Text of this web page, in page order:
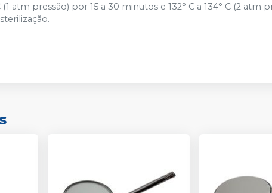
(1 atm pressão) por 15 a 30 minutos e 132° C a 134° C (2